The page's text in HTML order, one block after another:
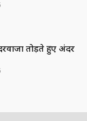
तोड़ते हुए अंदर